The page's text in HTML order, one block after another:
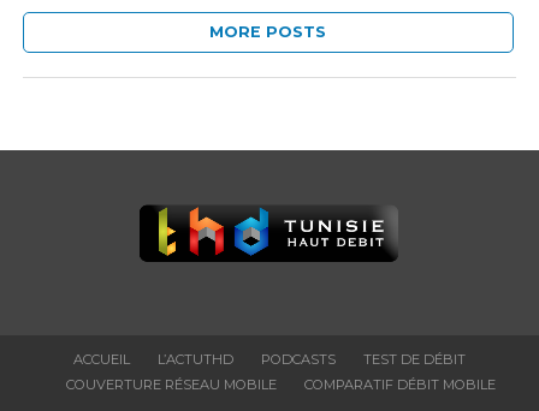
MORE POSTS
ACCUEIL L’ACTUTHD PODCASTS
TEST DE DÉBIT
COUVERTURE RÉSEAU MOBILE
COMPARATIF DÉBIT MOBILE